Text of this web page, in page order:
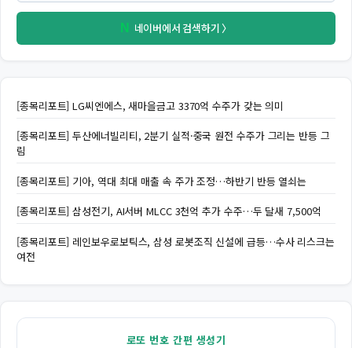
N 네이버에서 검색하기 〉
[종목리포트] LG씨엔에스, 새마을금고 3370억 수주가 갖는 의미
[종목리포트] 두산에너빌리티, 2분기 실적·중국 원전 수주가 그리는 반등 그
림
[종목리포트] 기아, 역대 최대 매출 속 주가 조정…하반기 반등 열쇠는
[종목리포트] 삼성전기, AI서버 MLCC 3천억 추가 수주…두 달새 7,500억
[종목리포트] 레인보우로보틱스, 삼성 로봇조직 신설에 급등…수사 리스크는
여전
로또 번호 간편 생성기